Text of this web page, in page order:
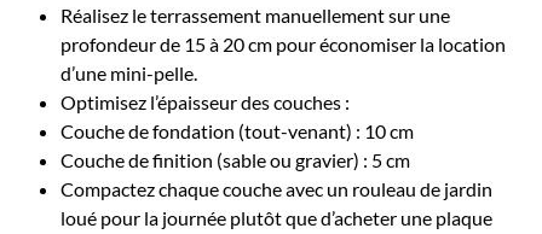
Réalisez le terrassement manuellement sur une
profondeur de 15 à 20 cm pour économiser la location
d’une mini-pelle.
Optimisez l’épaisseur des couches :
Couche de fondation (tout-venant) : 10 cm
Couche de finition (sable ou gravier) : 5 cm
Compactez chaque couche avec un rouleau de jardin
loué pour la journée plutôt que d’acheter une plaque